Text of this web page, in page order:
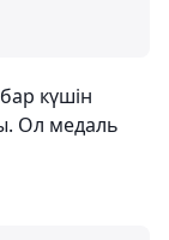
күшін
Ол медаль